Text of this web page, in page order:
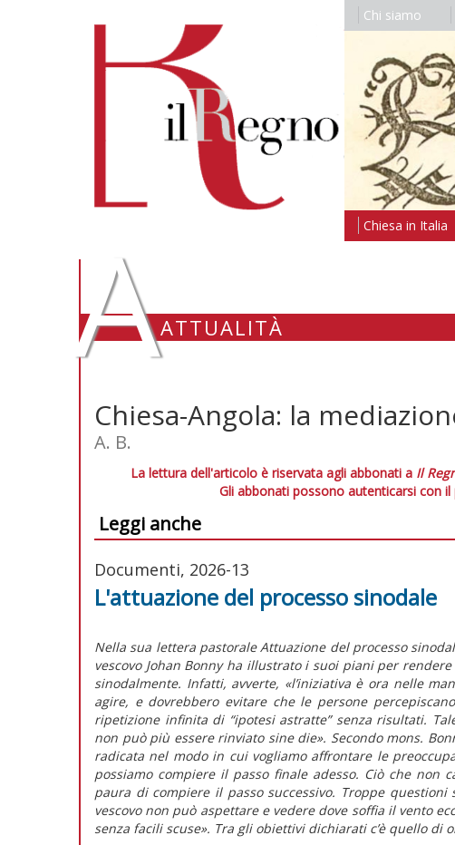
Chi siamo
Chiesa in Italia
AATTUALITÀ
Chiesa-Angola: la
A. B.
La lettura dell'articolo è riservata agli abbonati a Il
Gli abbonati possono autenticarsi con
Leggi anche
Documenti, 2026-13
L'attuazione del processo sinodale
Nella sua lettera pastoraleAttuazione del processo
vescovo Johan Bonny ha illustrato i suoi piani per
sinodalmente. Infatti, avverte, «l’iniziativa è ora nelle
agire, e dovrebbero evitare che le persone
ripetizione infinita di “ipotesi astratte” senza risultati.
non può più essere rinviato sine die». Secondo mons.
radicata nel modo in cui vogliamo affrontare le
possiamo compiere il passo finale adesso. Ciò che non
paura di compiere il passo successivo. Troppe
vescovo non può aspettare e vedere dove soffia il vento
senza facili scuse». Tra gli obiettivi dichiarati c’è quello di